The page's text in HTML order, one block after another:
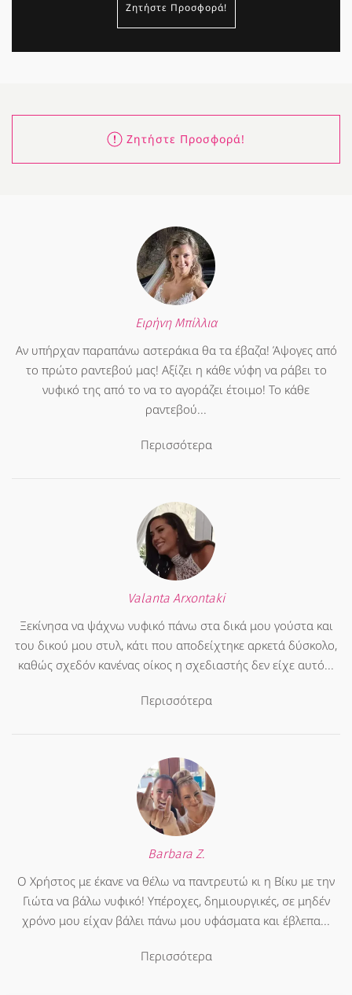
Ζητήστε Προσφορά!
Ζητήστε Προσφορά!
Ειρήνη Μπίλλια
Αν υπήρχαν παραπάνω αστεράκια θα τα έβαζα! Άψογες από
το πρώτο ραντεβού μας! Αξίζει η κάθε νύφη να ράβει το
νυφικό της από το να το αγοράζει έτοιμο! Το κάθε
ραντεβού...
Περισσότερα
Valanta Arxontaki
Ξεκίνησα να ψάχνω νυφικό πάνω στα δικά μου γούστα και
του δικού μου στυλ, κάτι που αποδείχτηκε αρκετά δύσκολο,
καθώς σχεδόν κανένας οίκος η σχεδιαστής δεν είχε αυτό...
Περισσότερα
Barbara Z.
Ο Χρήστος με έκανε να θέλω να παντρευτώ κι η Βίκυ με την
Γιώτα να βάλω νυφικό! Υπέροχες, δημιουργικές, σε μηδέν
χρόνο μου είχαν βάλει πάνω μου υφάσματα και έβλεπα...
Περισσότερα